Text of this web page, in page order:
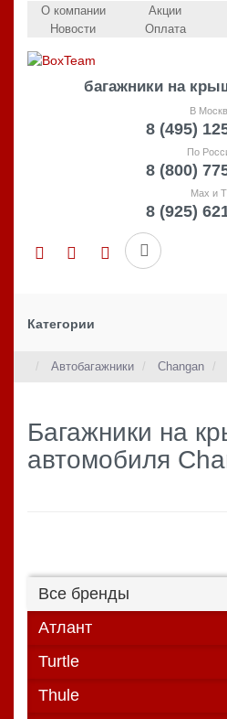
О компании
Новости
Акции
Оплата
багажники на
В
8 (495)
По
8 (800)
Max и
8 (925)
Категории
Автобагажники Changan
Багажники на
автомобиля
Все бренды
Атлант
Turtle
Thule